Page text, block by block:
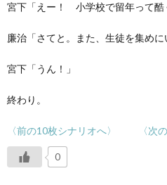
宮下「えー！ 小学校で留年って酷
廉治「さてと。また、生徒を集めに
宮下「うん！」
終わり。
〈前の10枚シナリオへ〉 〈次
0